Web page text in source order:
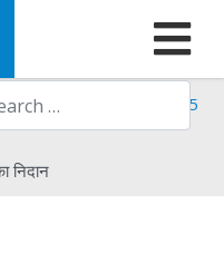
Srote
Srote - 2025
निदान